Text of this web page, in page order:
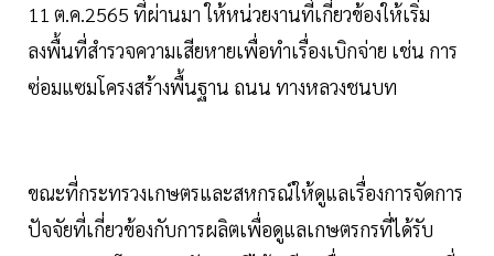
11 ต.ค.2565 ที่ผ่านมา ให้หน่วยงานที่เกี่ยวข้องให้เริ่ม
ลงพื้นที่สำรวจความเสียหายเพื่อทำเรื่องเบิกจ่าย เช่น การ
ซ่อมแซมโครงสร้างพื้นฐาน ถนน ทางหลวงชนบท
ขณะที่กระทรวงเกษตรและสหกรณ์ให้ดูแลเรื่องการจัดการ
ปัจจัยที่เกี่ยวข้องกับการผลิตเพื่อดูแลเกษตรกรที่ได้รับ